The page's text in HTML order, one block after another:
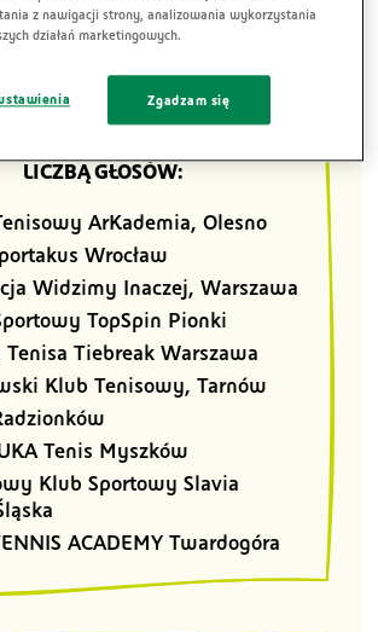
klubami zostały:
LICZBĄ GŁOSÓW:
ArKademia, Olesno
Wrocław
Widzimy Inaczej, Warszawa
TopSpin Pionki
Tenisa Tiebreak Warszawa
Klub Tenisowy, Tarnów
Tenis Myszków
Klub Sportowy Slavia
ACADEMY Twardogóra
z nawigacji strony, analizowania wykorzystania
działań marketingowych.
Zgadzam się